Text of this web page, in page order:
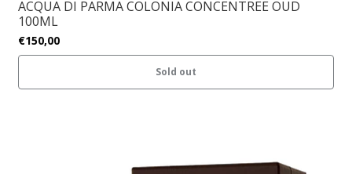
ACQUA DI PARMA COLONIA CONCENTREE OUD
100ML
€150,00
Sold out